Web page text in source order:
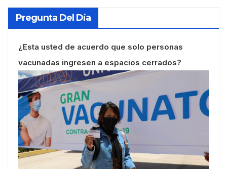
Pregunta Del Día
¿Esta usted de acuerdo que solo personas
vacunadas ingresen a espacios cerrados?